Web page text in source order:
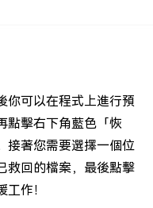
你可以在程式上進行預
點擊右下角藍色「恢
接著您需要選擇一個位
救回的檔案，最後點擊
工作！